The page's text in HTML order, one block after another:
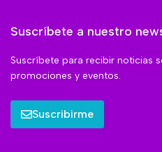
Suscríbete a nuestro
Suscríbete para recibir noticias
promociones y eventos.
Suscribirme